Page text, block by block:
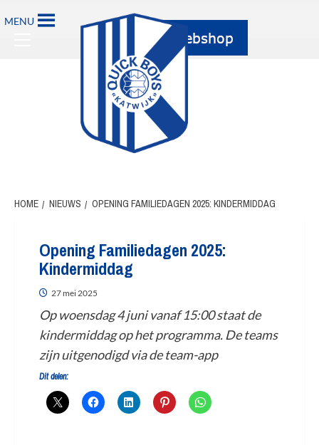
MENU
HOME NIEUWS OPENING FAMILIEDAGEN 2025: KINDERMIDDAG
Opening Familiedagen 2025:
Kindermiddag
27 mei 2025
Op woensdag 4 juni vanaf 15:00 staat de
kindermiddag op het programma. De teams
zijn uitgenodigd via de team-app
Dit delen: